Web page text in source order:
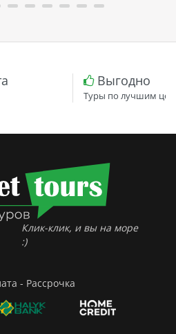
Выгодно
Туры по лучшим
Клик-клик, и вы на море
:)
- Рассрочка